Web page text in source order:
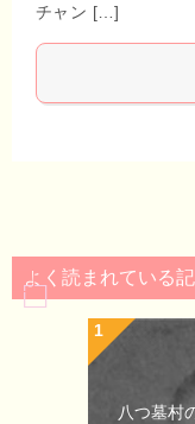
チャン […]
よく読まれている
八つ墓村